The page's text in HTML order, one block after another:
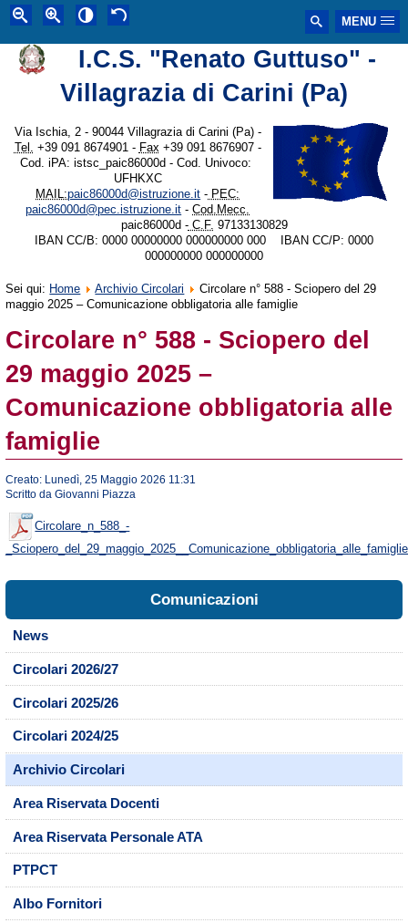
MENU
I.C.S. "Renato Guttuso" -
Villagrazia di Carini (Pa)
Via Ischia, 2 - 90044 Villagrazia di Carini (Pa) -
Tel.
+39 091 8674901 - Fax +39 091 8676907 -
Cod. iPA: istsc_paic86000d - Cod. Univoco:
UFHKXC
MAIL:paic86000d@istruzione.it - PEC:
paic86000d@pec.istruzione.it -Cod.Mecc.
paic86000d -C.F. 97133130829
IBAN CC/B: 0000 00000000 000000000 000 IBAN CC/P: 0000
000000000 000000000
Sei qui: Home Archivio Circolari
Circolare n° 588 - Sciopero del 29
maggio 2025 – Comunicazione obbligatoria alle famiglie
Circolare n° 588 - Sciopero del
29 maggio 2025 –
Comunicazione obbligatoria alle
famiglie
Creato: Lunedì, 25 Maggio 2026 11:31
Scritto da Giovanni Piazza
Circolare_n_588_-
Comunicazioni
News
Circolari 2026/27
Circolari 2025/26
Circolari 2024/25
Archivio Circolari
Area Riservata Docenti
Area Riservata Personale ATA
PTPCT
Albo Fornitori